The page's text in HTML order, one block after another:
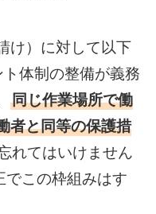
け）に対して以下
体制の整備が義務
同じ作業場所で働
者と同等の保護措
れてはいけません
でこの枠組みはす